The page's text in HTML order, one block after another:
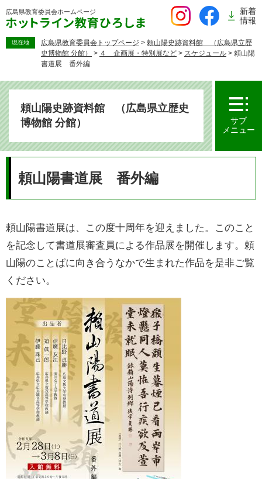
ー
で
す。
広島県教育委員会ホームページ
新着
情報
現在地 広島県教育委員会トップページ > 頼山陽史跡資料館 （広島県立歴
史博物館 分館）
> ４ 企画展・特別展など > スケジュール > 頼山陽
書道展 番外編
頼山陽史跡資料館 （広島県立歴史
博物館 分館）
サブ
メニュー
頼山陽書道展 番外編
頼山陽書道展は、この度十周年を迎えました。このこと
を記念して書道展審査員による作品展を開催します。頼
山陽のことばに向き合うなかで生まれた作品を是非ご覧
ください。